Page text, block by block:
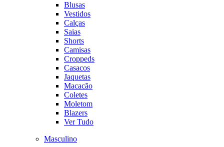
Blusas
Vestidos
Calças
Saias
Shorts
Camisas
Croppeds
Casacos
Jaquetas
Macacão
Coletes
Moletom
Blazers
Ver Tudo
Masculino